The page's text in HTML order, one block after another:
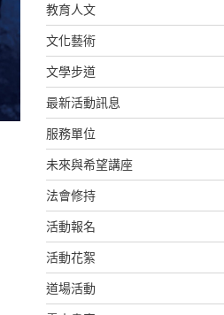
教育人文
文化藝術
文學步道
最新活動訊息
服務單位
未來與希望講座
法會修持
活動報名
活動花絮
道場活動